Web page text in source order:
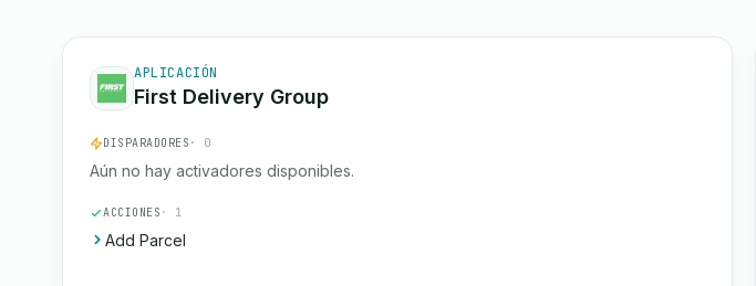
APLICACIÓN
First Delivery Group
DISPARADORES · 0
Aún no hay activadores disponibles.
ACCIONES · 1
Add Parcel